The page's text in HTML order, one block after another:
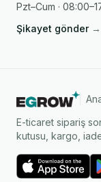
Pzt–Cum ·
Şikayet gönder →
E-ticaret sipariş
kutusu, kargo,